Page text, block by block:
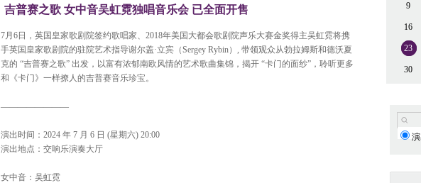
吉普赛之歌 女中音吴虹霓独唱音乐会 已全面开售
7月6日，英国皇家歌剧院签约歌唱家、2018年美国大都会歌剧院声乐大赛金奖得主吴虹霓将携
手英国皇家歌剧院的驻院艺术指导谢尔盖·立宾（Sergey Rybin）, 带领观众从勃拉姆斯和德沃夏
克的 “吉普赛之歌” 出发，以富有浓郁南欧风情的艺术歌曲集锦，揭开 “卡门的面纱”，聆听更多
和《卡门》一样撩人的吉普赛音乐珍宝。
————————
演出时间：2024 年 7 月 6 日 (星期六) 20:00
演出地点：交响乐演奏大厅
女中音：吴虹霓
9
16
23
30